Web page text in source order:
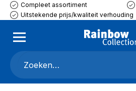
Compleet assortiment
Uitstekende prijs/kwaliteit verhouding